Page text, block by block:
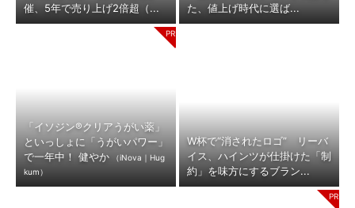
催、5年で売り上げ2倍超（...
た、値上げ時代に選ば...
「イソジン®クリアうがい薬」
といっしょに「うがいパワー」
で一年中！ 健やか
（iNova｜Hug
kum）
W杯で“消されたロゴ” リーバ
イス、ハインツが仕掛けた「制
約」を味方にするブラン...